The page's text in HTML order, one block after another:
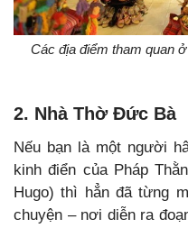
Các địa điểm tham quan
2. Nhà Thờ Đức Bà
Nếu bạn là một người
kinh điển của Pháp
Hugo) thì hẳn đã từng
chuyện – nơi diễn ra